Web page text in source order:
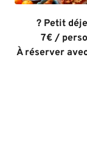
? Petit
7€ /
À réserver